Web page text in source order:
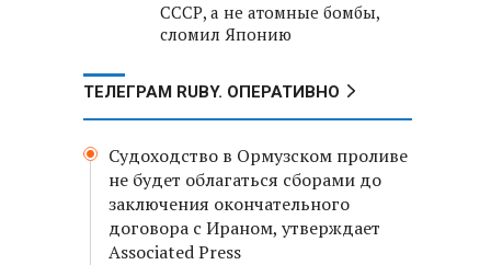
СССР, а не атомные бомбы,
сломил Японию
ТЕЛЕГРАМ RUBY. ОПЕРАТИВНО
Судоходство в Ормузском проливе
не будет облагаться сборами до
заключения окончательного
договора с Ираном, утверждает
Associated Press